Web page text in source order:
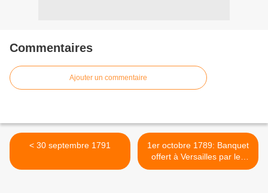
Commentaires
Ajouter un commentaire
< 30 septembre 1791
1er octobre 1789: Banquet
offert à Versailles par les
gardes du corps aux